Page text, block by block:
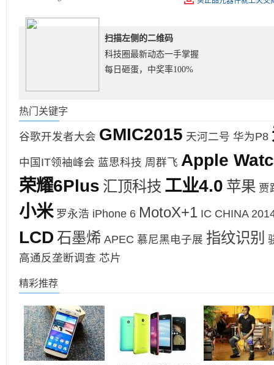
扫描左侧的二维码
科技圈最新动态一手掌握
每日砸蛋，中奖率100%
热门关键字
谷歌开发者大会 GMIC2015 天河二号 华为P8
中国IT领袖峰会 蓝思科技 周群飞 Apple
荣耀6Plus 汇顶科技 工业4.0 苹果 贾
小米 罗永浩 iPhone 6 MotoX+1 IC CHINA
LCD 石墨烯 APEC 慕尼黑电子展 指纹识别
高通反垄断调查 芯片
精彩推荐